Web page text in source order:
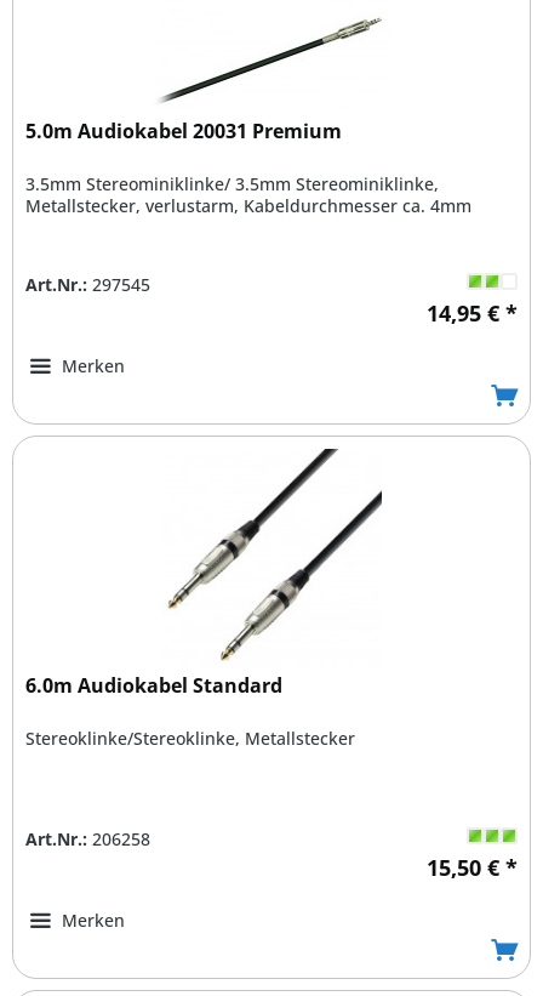
5.0m Audiokabel 20031 Premium
3.5mm Stereominiklinke/ 3.5mm Stereominiklinke,
Metallstecker, verlustarm, Kabeldurchmesser ca. 4mm
Art.Nr.: 297545
14,95 € *
Merken
6.0m Audiokabel Standard
Stereoklinke/Stereoklinke, Metallstecker
Art.Nr.: 206258
15,50 € *
Merken